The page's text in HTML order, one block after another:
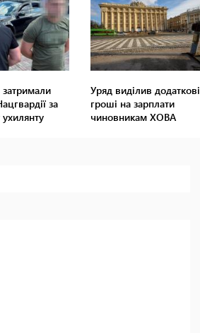
затримали
за
Уряд виділив додаткові
гроші на зарплати
чиновникам ХОВА